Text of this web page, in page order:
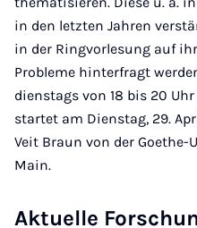
in den letzten Jahren
in der Ringvorlesung auf
Probleme hinterfragt
dienstags von 18 bis 20
startet am Dienstag, 29.
Veit Braun von der
Main.
Aktuelle